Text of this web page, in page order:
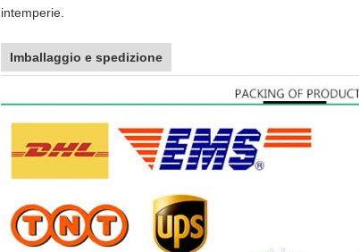
intemperie.
Imballaggio e spedizione